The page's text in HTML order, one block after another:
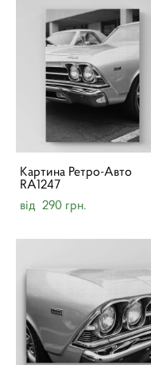
Картина Ретро-Авто
RA1247
від 290 грн.